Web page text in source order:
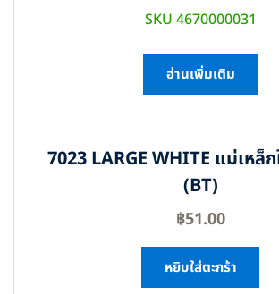
SKU 4670000031
อ่านเพิ่มเติม
7023 LARGE WHITE แม่เหล็
(BT)
฿51.00
หยิบใส่ตะกร้า